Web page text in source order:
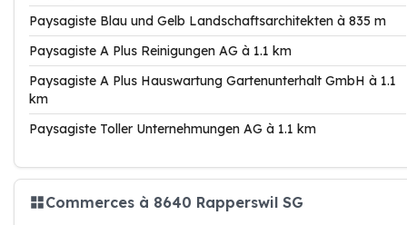
Paysagiste Blau und Gelb Landschaftsarchitekten à 835 m
Paysagiste A Plus Reinigungen AG à 1.1 km
Paysagiste A Plus Hauswartung Gartenunterhalt GmbH à 1.1
km
Paysagiste Toller Unternehmungen AG à 1.1 km
Commerces à 8640 Rapperswil SG